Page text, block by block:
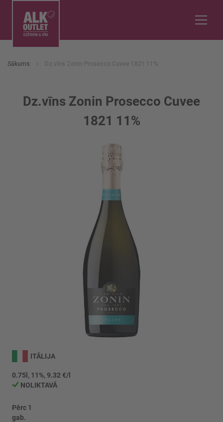
Sākums Dz.vīns Zonin Prosecco Cuvee 1821 11%
Dz.vīns Zonin Prosecco Cuvee
1821 11%
galerijas
sākumu
ITĀLIJA
0.75l, 11%, 9.32 €/l
NOLIKTAVĀ
Pērc 1
gab.